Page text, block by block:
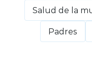
Salud de la
Padres